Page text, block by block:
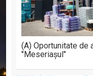
(A) Oportunitate de
"Meseriașul"